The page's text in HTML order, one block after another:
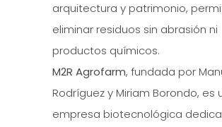
arquitectura y patrimonio,
eliminar residuos sin abrasión ni
productos químicos.
M2R Agrofarm, fundada por
Rodríguez y Miriam Borondo, es
empresa biotecnológica